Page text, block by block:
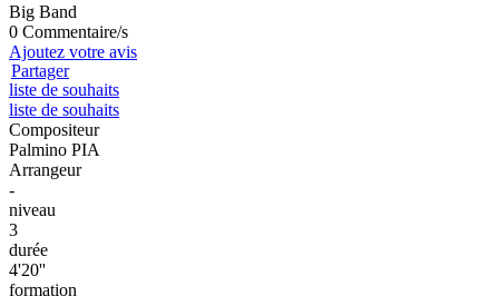
Big Band
0 Commentaire/s
Ajoutez votre avis
Partager
liste de souhaits
liste de souhaits
Compositeur
Palmino PIA
Arrangeur
-
niveau
3
durée
4'20''
formation